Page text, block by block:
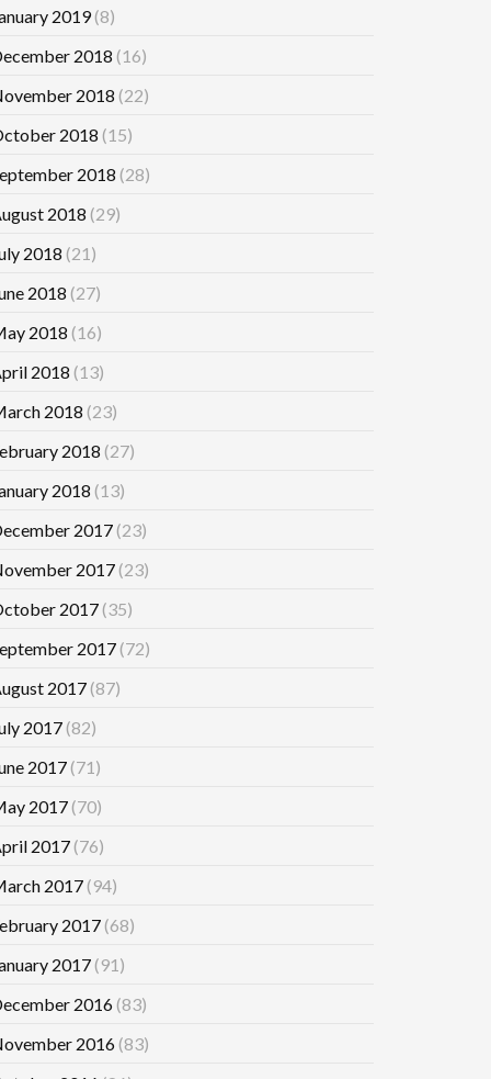
2019(8)
2018 (16)
2018 (22)
2018 (15)
2018 (28)
2018 (29)
2018 (21)
2018 (27)
2018 (16)
2018 (13)
2018 (23)
2018 (27)
2018 (13)
2017(23)
2017(23)
2017(35)
2017(72)
2017(87)
2017(82)
2017(71)
2017(70)
2017(76)
2017(94)
2017(68)
2017(91)
2016(83)
2016(83)